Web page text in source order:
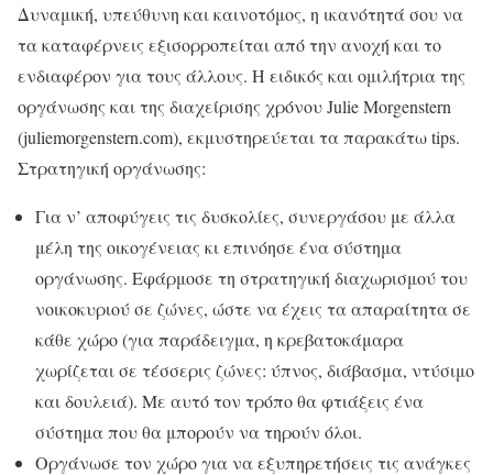
Δυναμική, υπεύθυνη και καινοτόμος, η ικανότητά σου να
τα καταφέρνεις εξισορροπείται από την ανοχή και το
ενδιαφέρον για τους άλλους. Η ειδικός και ομιλήτρια της
οργάνωσης και της διαχείρισης χρόνου Julie Morgenstern
(juliemorgenstern.com), εκμυστηρεύεται τα παρακάτω tips.
Στρατηγική οργάνωσης:
Για ν’ αποφύγεις τις δυσκολίες, συνεργάσου με άλλα
μέλη της οικογένειας κι επινόησε ένα σύστημα
οργάνωσης. Εφάρμοσε τη στρατηγική διαχωρισμού του
νοικοκυριού σε ζώνες, ώστε να έχεις τα απαραίτητα σε
κάθε χώρο (για παράδειγμα, η κρεβατοκάμαρα
χωρίζεται σε τέσσερις ζώνες: ύπνος, διάβασμα, ντύσιμο
και δουλειά). Με αυτό τον τρόπο θα φτιάξεις ένα
σύστημα που θα μπορούν να τηρούν όλοι.
Οργάνωσε τον χώρο για να εξυπηρετήσεις τις ανάγκες